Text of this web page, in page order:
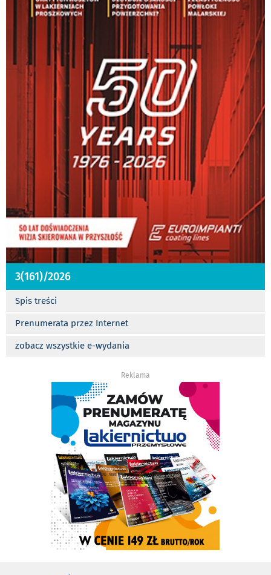
3(161)/2026
Spis treści
Prenumerata przez Internet
zobacz wszystkie e-wydania
Reklama